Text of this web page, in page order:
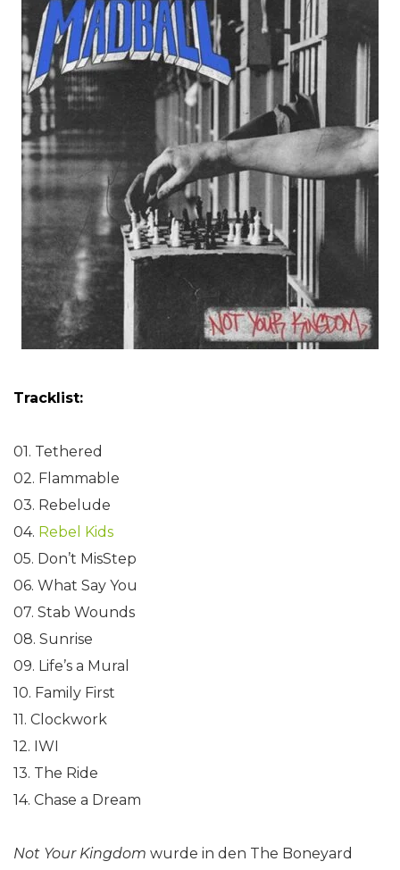
Tracklist:
01. Tethered
02. Flammable
03. Rebelude
04. Rebel Kids
05. Don’t MisStep
06. What Say You
07. Stab Wounds
08. Sunrise
09. Life’s a Mural
10. Family First
11. Clockwork
12. IWI
13. The Ride
14. Chase a Dream
Not Your Kingdom wurde in den The Boneyard